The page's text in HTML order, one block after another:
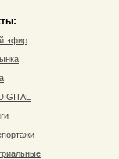
эфир